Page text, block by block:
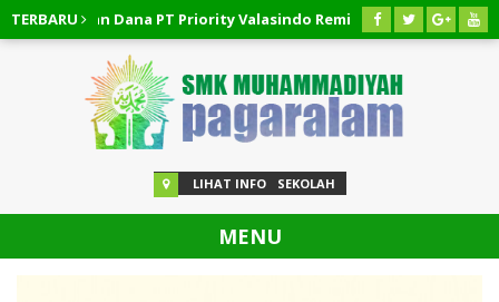
TERBARUDana PT Priority Valasindo Remittance
03
Pinjaman Easycash
03 AGUSTUS 2026/Cara
LIHAT INFO SEKOLAH
MENU